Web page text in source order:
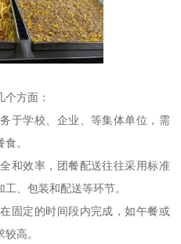
方面：
于学校、企业、等集体单位，需
。
和效率，团餐配送往往采用标准
、包装和配送等环节。
固定的时间段内完成，如午餐或
高。